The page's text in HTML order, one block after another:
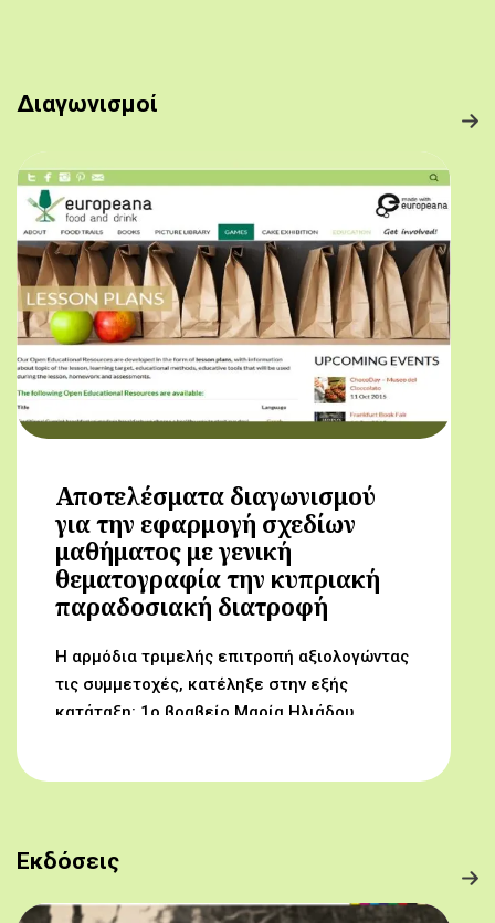
Διαγωνισμοί
Αποτελέσματα διαγωνισμού
για την εφαρμογή σχεδίων
μαθήματος με γενική
θεματογραφία την κυπριακή
παραδοσιακή διατροφή
Η αρμόδια τριμελής επιτροπή αξιολογώντας
τις συμμετοχές, κατέληξε στην εξής
κατάταξη: 1ο βραβείο Μαρία Ηλιάδου,
Μαργαρίτα Αντωνίου, Δημοτικό Σχολείο
Βορόκληνης (Το κυπριακό παραδοσιακό
πρόγευμα)
Εκδόσεις